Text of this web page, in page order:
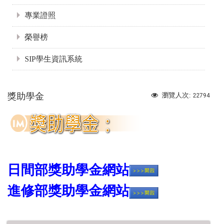
專業證照
榮譽榜
SIP學生資訊系統
瀏覽人次: 22794
獎助學金
日間部獎助學金網站
進修部獎助學金網站